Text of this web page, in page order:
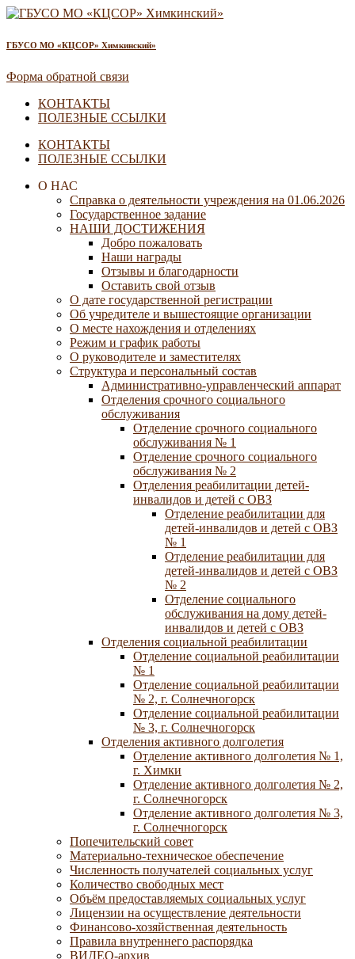
ГБУСО МО «КЦСОР» Химкинский»
Форма обратной связи
КОНТАКТЫ
ПОЛЕЗНЫЕ ССЫЛКИ
КОНТАКТЫ
ПОЛЕЗНЫЕ ССЫЛКИ
О НАС
Справка о деятельности учреждения на 01.06.2026
Государственное задание
НАШИ ДОСТИЖЕНИЯ
Добро пожаловать
Наши награды
Отзывы и благодарности
Оставить свой отзыв
О дате государственной регистрации
Об учредителе и вышестоящие организации
О месте нахождения и отделениях
Режим и график работы
О руководителе и заместителях
Структура и персональный состав
Административно-управленческий аппарат
Отделения срочного социального
обслуживания
Отделение срочного социального
обслуживания № 1
Отделение срочного социального
обслуживания № 2
Отделения реабилитации детей-
инвалидов и детей с ОВЗ
Отделение реабилитации для
детей-инвалидов и детей с ОВЗ
№ 1
Отделение реабилитации для
детей-инвалидов и детей с ОВЗ
№ 2
Отделение социального
обслуживания на дому детей-
инвалидов и детей с ОВЗ
Отделения социальной реабилитации
Отделение социальной реабилитации
№ 1
Отделение социальной реабилитации
№ 2, г. Солнечногорск
Отделение социальной реабилитации
№ 3, г. Солнечногорск
Отделения активного долголетия
Отделение активного долголетия № 1,
г. Химки
Отделение активного долголетия № 2,
г. Солнечногорск
Отделение активного долголетия № 3,
г. Солнечногорск
Попечительский совет
Материально-техническое обеспечение
Численность получателей социальных услуг
Количество свободных мест
Объём предоставляемых социальных услуг
Лицензии на осуществление деятельности
Финансово-хозяйственная деятельность
Правила внутреннего распорядка
ВИДЕО-архив